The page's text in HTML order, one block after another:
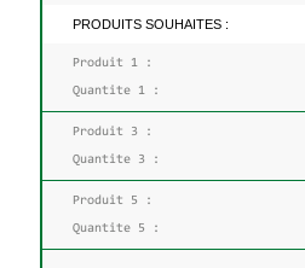
PRODUITS SOUHAITES :